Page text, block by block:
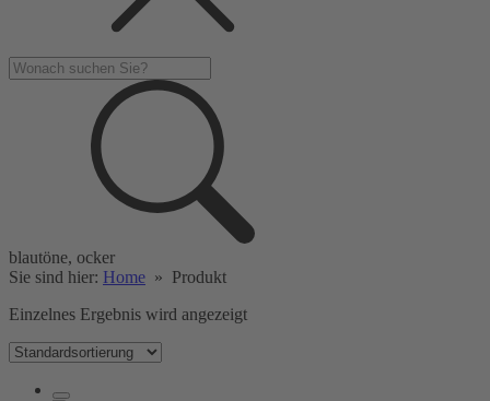
blautöne, ocker
Sie sind hier: Home » Produkt
Einzelnes Ergebnis wird angezeigt